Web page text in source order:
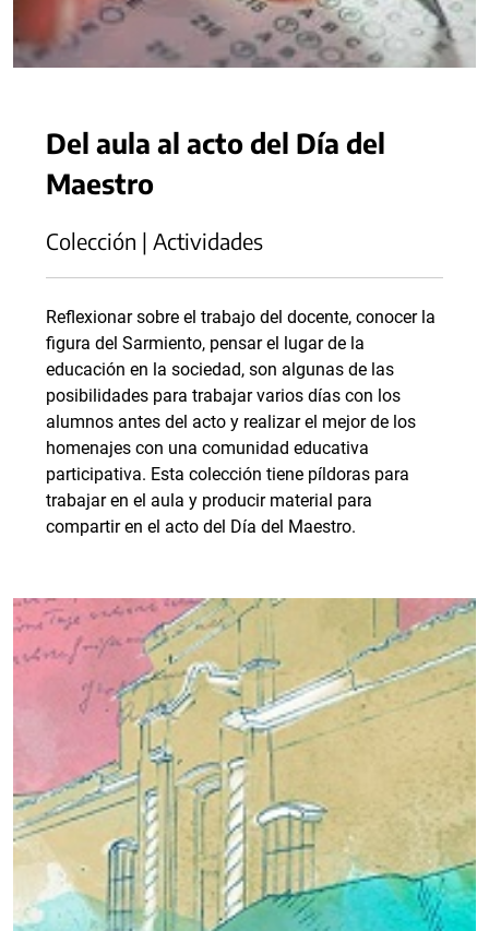
Del aula al acto del Día del
Maestro
Colección | Actividades
Reflexionar sobre el trabajo del docente, conocer la
figura del Sarmiento, pensar el lugar de la
educación en la sociedad, son algunas de las
posibilidades para trabajar varios días con los
alumnos antes del acto y realizar el mejor de los
homenajes con una comunidad educativa
participativa. Esta colección tiene píldoras para
trabajar en el aula y producir material para
compartir en el acto del Día del Maestro.